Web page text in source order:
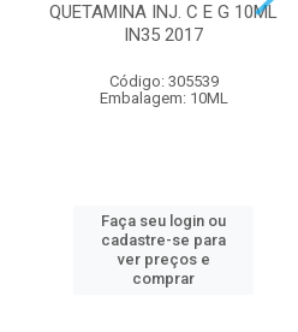
QUETAMINA INJ. C E G 10ML
IN35 2017
Código: 305539
Embalagem: 10ML
Faça seu login ou
cadastre-se para
ver preços e
comprar